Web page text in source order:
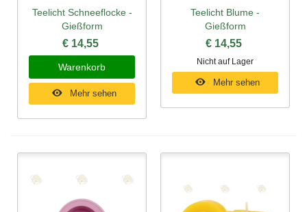
Teelicht Schneeflocke -
Gießform
€ 14,55
Warenkorb
Mehr sehen
Teelicht Blume -
Gießform
€ 14,55
Nicht auf Lager
Mehr sehen